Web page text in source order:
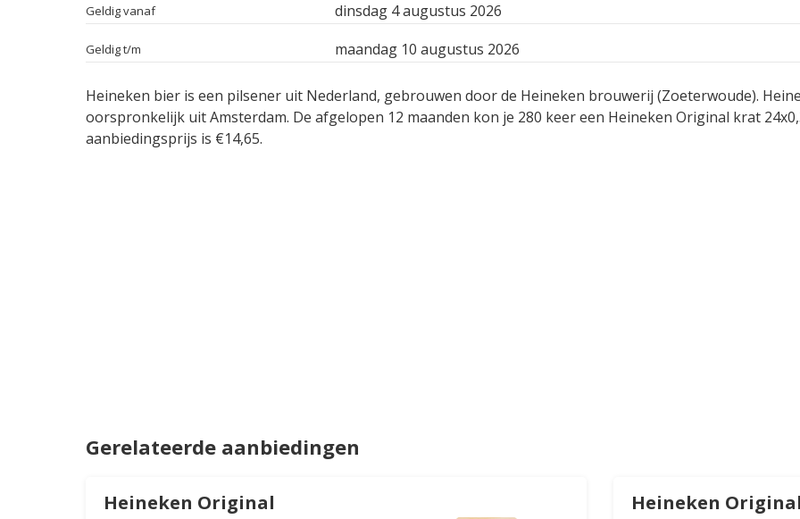
Geldig vanaf dinsdag 4 augustus 2026
Geldig t/m maandag 10 augustus 2026
Heineken bier is een pilsener uit Nederland, gebrouwen door de Heineken brouwerij (Zoeterwoude).
oorspronkelijk uit Amsterdam. De afgelopen 12 maanden kon je 280 keer een Heineken Original krat
aanbiedingsprijs is €14,65.
Gerelateerde aanbiedingen
Heineken Original Heineken